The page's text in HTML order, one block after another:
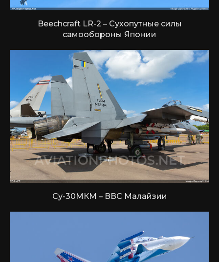
Beechcraft LR-2 – Сухопутные силы
самообороны Японии
Су-30МКМ – ВВС Малайзии